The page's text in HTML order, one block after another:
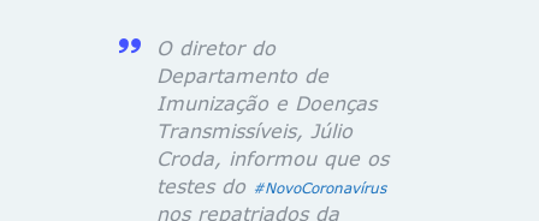
O diretor do
Departamento de
Imunização e Doenças
Transmissíveis, Júlio
Croda, informou que os
testes do #NovoCoronavírus
nos repatriados da